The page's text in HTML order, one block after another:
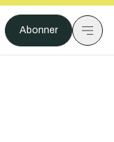
Abonner